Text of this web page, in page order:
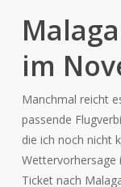
im
Manchmal reicht
passende
die ich noch nicht
Wettervorhersage
Ticket nach